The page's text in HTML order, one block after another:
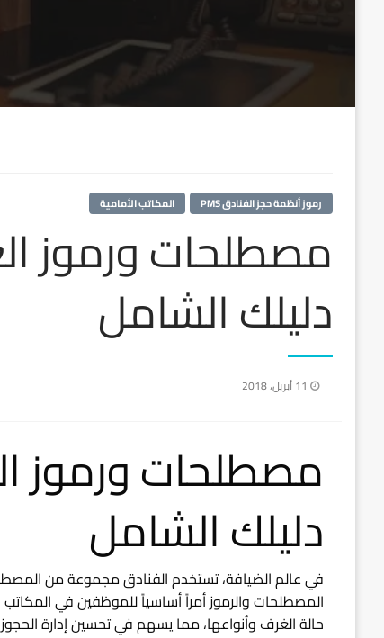
المكاتب الأمامية رموز أنظمة حجز الفنادق PMS
مصطلحات ورموز
دليلك الشامل
نُشر
11 أبريل، 2018
مصطلحات ورموز
دليلك الشامل
في عالم الضيافة، تستخدم الفنادق مجموعة من
المصطلحات والرموز أمراً أساسياً للموظفين في المكاتب
حالة الغرف وأنواعها، مما يسهم في تحسين إدارة